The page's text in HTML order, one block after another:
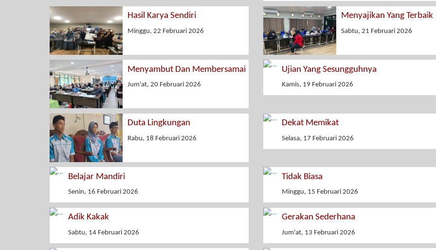
Hasil Karya Sendiri
Minggu, 22 Februari 2026
Menyajikan Yang Terbaik
Sabtu, 21 Februari 2026
Menyambut Dan Membersamai
Jum'at, 20 Februari 2026
Ujian Yang Sesungguhnya
Kamis, 19 Februari 2026
Duta Lingkungan
Rabu, 18 Februari 2026
Dekat Memikat
Selasa, 17 Februari 2026
Belajar Mandiri
Senin, 16 Februari 2026
Tidak Biasa
Minggu, 15 Februari 2026
Adik Kakak
Sabtu, 14 Februari 2026
Gerakan Sederhana
Jum'at, 13 Februari 2026